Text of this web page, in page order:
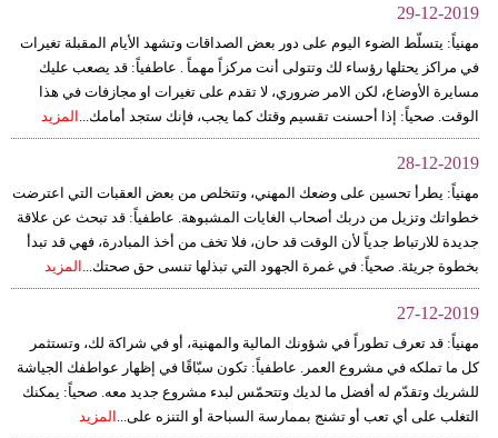
وتكنولوجيا
بيئة
مدوَّنات
فيديو
سيارات
29-12-2019
مهنياً: يتسلّط الضوء اليوم على دور بعض الصداقات وتشهد الأيام المقبلة تغيرات
في مراكز يحتلها رؤساء لك وتتولى أنت مركزاً مهماً . عاطفياً: قد يصعب عليك
مسايرة الأوضاع، لكن الامر ضروري، لا تقدم على تغيرات او مجازفات في هذا
الوقت. صحياً: إذا أحسنت تقسيم وقتك كما يجب، فإنك ستجد أمامك... المزيد
28-12-2019
مهنياً: يطرأ تحسين على وضعك المهني، وتتخلص من بعض العقبات التي اعترضت
خطواتك وتزيل من دربك أصحاب الغايات المشبوهة. عاطفياً: قد تبحث عن علاقة
جديدة للارتباط جدياً لأن الوقت قد حان، فلا تخف من أخذ المبادرة، فهي قد تبدأ
بخطوة جريئة. صحياً: في غمرة الجهود التي تبذلها تنسى حق صحتك... المزيد
27-12-2019
مهنياً: قد تعرف تطوراً في شؤونك المالية والمهنية، أو في شراكة لك، وتستثمر
كل ما تملكه في مشروع العمر. عاطفياً: تكون سبّاقًا في إظهار عواطفك الجياشة
للشريك وتقدّم له أفضل ما لديك وتتحمّس لبدء مشروع جديد معه. صحياً: يمكنك
التغلب على أي تعب أو تشنج بممارسة السباحة أو التنزه على... المزيد